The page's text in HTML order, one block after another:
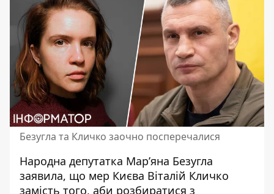
Безугла та Кличко заочно посперечалися
Народна депутатка Мар’яна Безугла
заявила, що мер Києва Віталій Кличко
замість того, аби розбиратися з